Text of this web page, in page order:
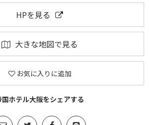
HPを見る
大きな地図で見る
お気に入りに追加
国ホテル大阪をシェアする